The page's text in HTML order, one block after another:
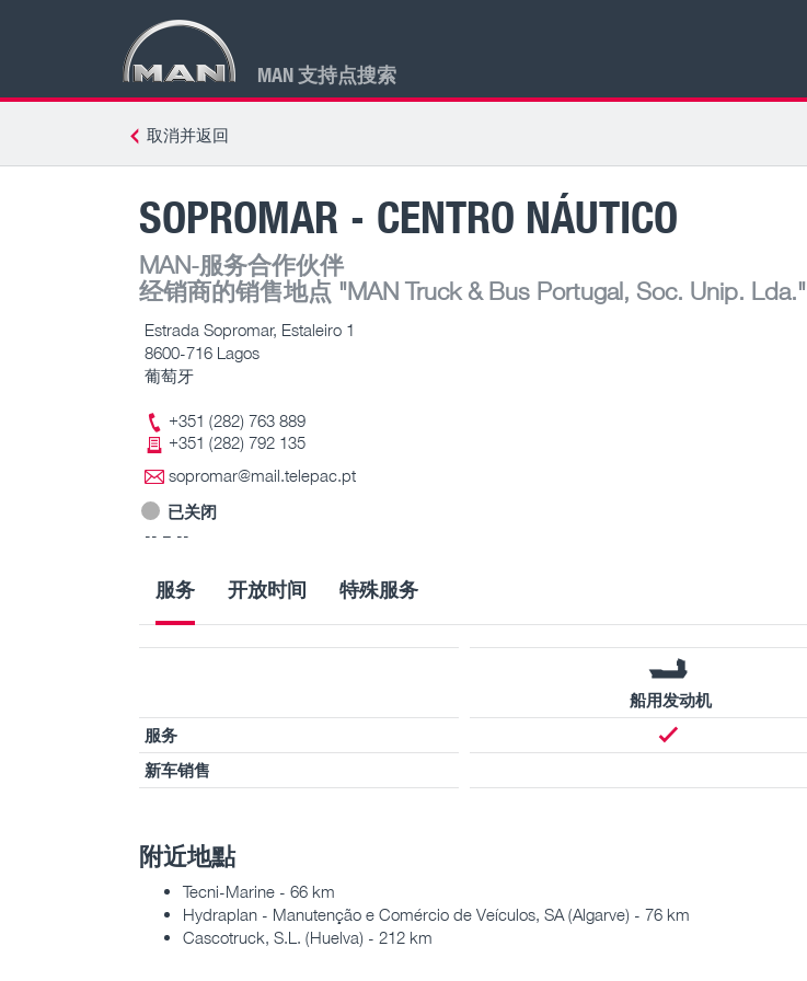
MAN 支持点搜索
取消并返回
SOPROMAR - CENTRO NÁUTICO
MAN-服务合作伙伴
经销商的销售地点 "MAN Truck & Bus Portugal, Soc. Unip. Lda."
Estrada Sopromar, Estaleiro 1
8600-716 Lagos
葡萄牙
+351 (282) 763 889
+351 (282) 792 135
sopromar@mail.telepac.pt
已关闭
-- – --
服务 开放时间 特殊服务
船用发动机
服务
新车销售
附近地點
Tecni-Marine - 66 km
Hydraplan - Manutenção e Comércio de Veículos, SA (Algarve) - 76 km
Cascotruck, S.L. (Huelva) - 212 km